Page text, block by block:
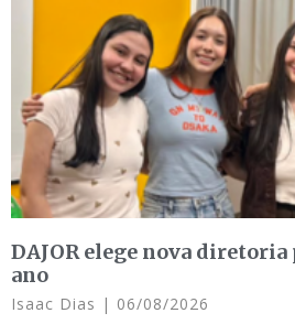
DAJOR elege nova
ano
Isaac Dias 06/08/2026